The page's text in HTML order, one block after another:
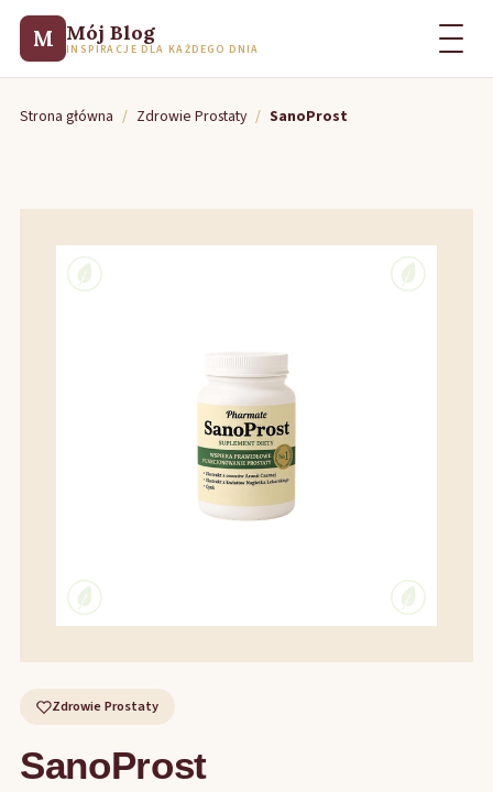
M Mój Blog
INSPIRACJE DLA KAŻDEGO DNIA
Strona główna / Zdrowie Prostaty / SanoProst
Zdrowie Prostaty
SanoProst